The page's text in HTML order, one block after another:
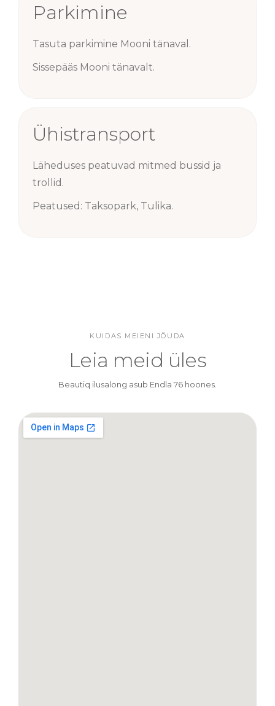
Parkimine
Tasuta parkimine Mooni tänaval.
Sissepääs Mooni tänavalt.
Ühistransport
Läheduses peatuvad mitmed bussid ja
trollid.
Peatused: Taksopark, Tulika.
KUIDAS MEIENI JÕUDA
Leia meid üles
Beautiq ilusalong asub Endla 76 hoones.